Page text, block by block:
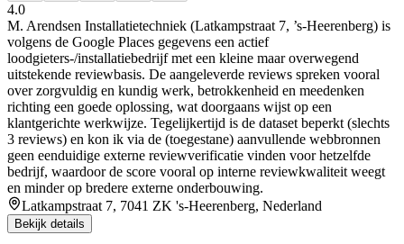
4.0
M. Arendsen Installatietechniek (Latkampstraat 7, ’s-Heerenberg) is
volgens de Google Places gegevens een actief
loodgieters-/installatiebedrijf met een kleine maar overwegend
uitstekende reviewbasis. De aangeleverde reviews spreken vooral
over zorgvuldig en kundig werk, betrokkenheid en meedenken
richting een goede oplossing, wat doorgaans wijst op een
klantgerichte werkwijze. Tegelijkertijd is de dataset beperkt (slechts
3 reviews) en kon ik via de (toegestane) aanvullende webbronnen
geen eenduidige externe reviewverificatie vinden voor hetzelfde
bedrijf, waardoor de score vooral op interne reviewkwaliteit weegt
en minder op bredere externe onderbouwing.
Latkampstraat 7, 7041 ZK 's-Heerenberg, Nederland
Bekijk details